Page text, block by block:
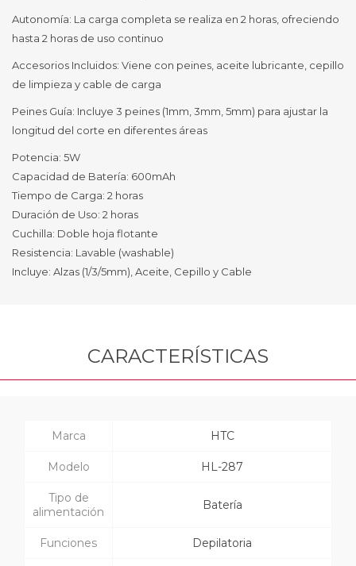
Autonomía: La carga completa se realiza en 2 horas, ofreciendo
hasta 2 horas de uso continuo
Accesorios Incluidos: Viene con peines, aceite lubricante, cepillo
de limpieza y cable de carga
Peines Guía: Incluye 3 peines (1mm, 3mm, 5mm) para ajustar la
longitud del corte en diferentes áreas
Potencia: 5W
Capacidad de Batería: 600mAh
Tiempo de Carga: 2 horas
Duración de Uso: 2 horas
Cuchilla: Doble hoja flotante
Resistencia: Lavable (washable)
Incluye: Alzas (1/3/5mm), Aceite, Cepillo y Cable
CARACTERÍSTICAS
Marca HTC
Modelo HL-287
Tipo de
alimentación
Batería
Funciones Depilatoria